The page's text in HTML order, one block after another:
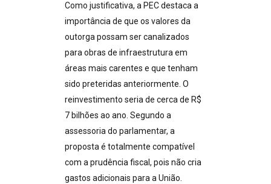
Como justificativa, a PEC destaca a
importância de que os valores da
outorga possam ser canalizados
para obras de infraestrutura em
áreas mais carentes e que tenham
sido preteridas anteriormente. O
reinvestimento seria de cerca de R$
7 bilhões ao ano. Segundo a
assessoria do parlamentar, a
proposta é totalmente compatível
com a prudência fiscal, pois não cria
gastos adicionais para a União.